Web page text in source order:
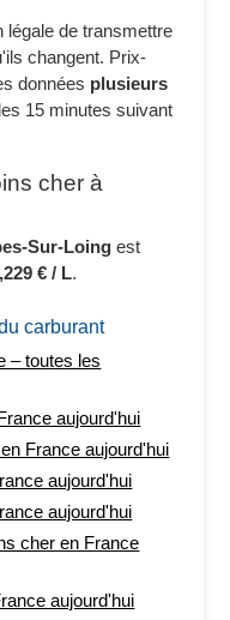
légale de transmettre
changent. Prix-
données plusieurs
15 minutes suivant
cher à
Sur-Loing est
€ / L.
carburant
– toutes les
aujourd'hui
France aujourd'hui
aujourd'hui
aujourd'hui
cher en France
aujourd'hui